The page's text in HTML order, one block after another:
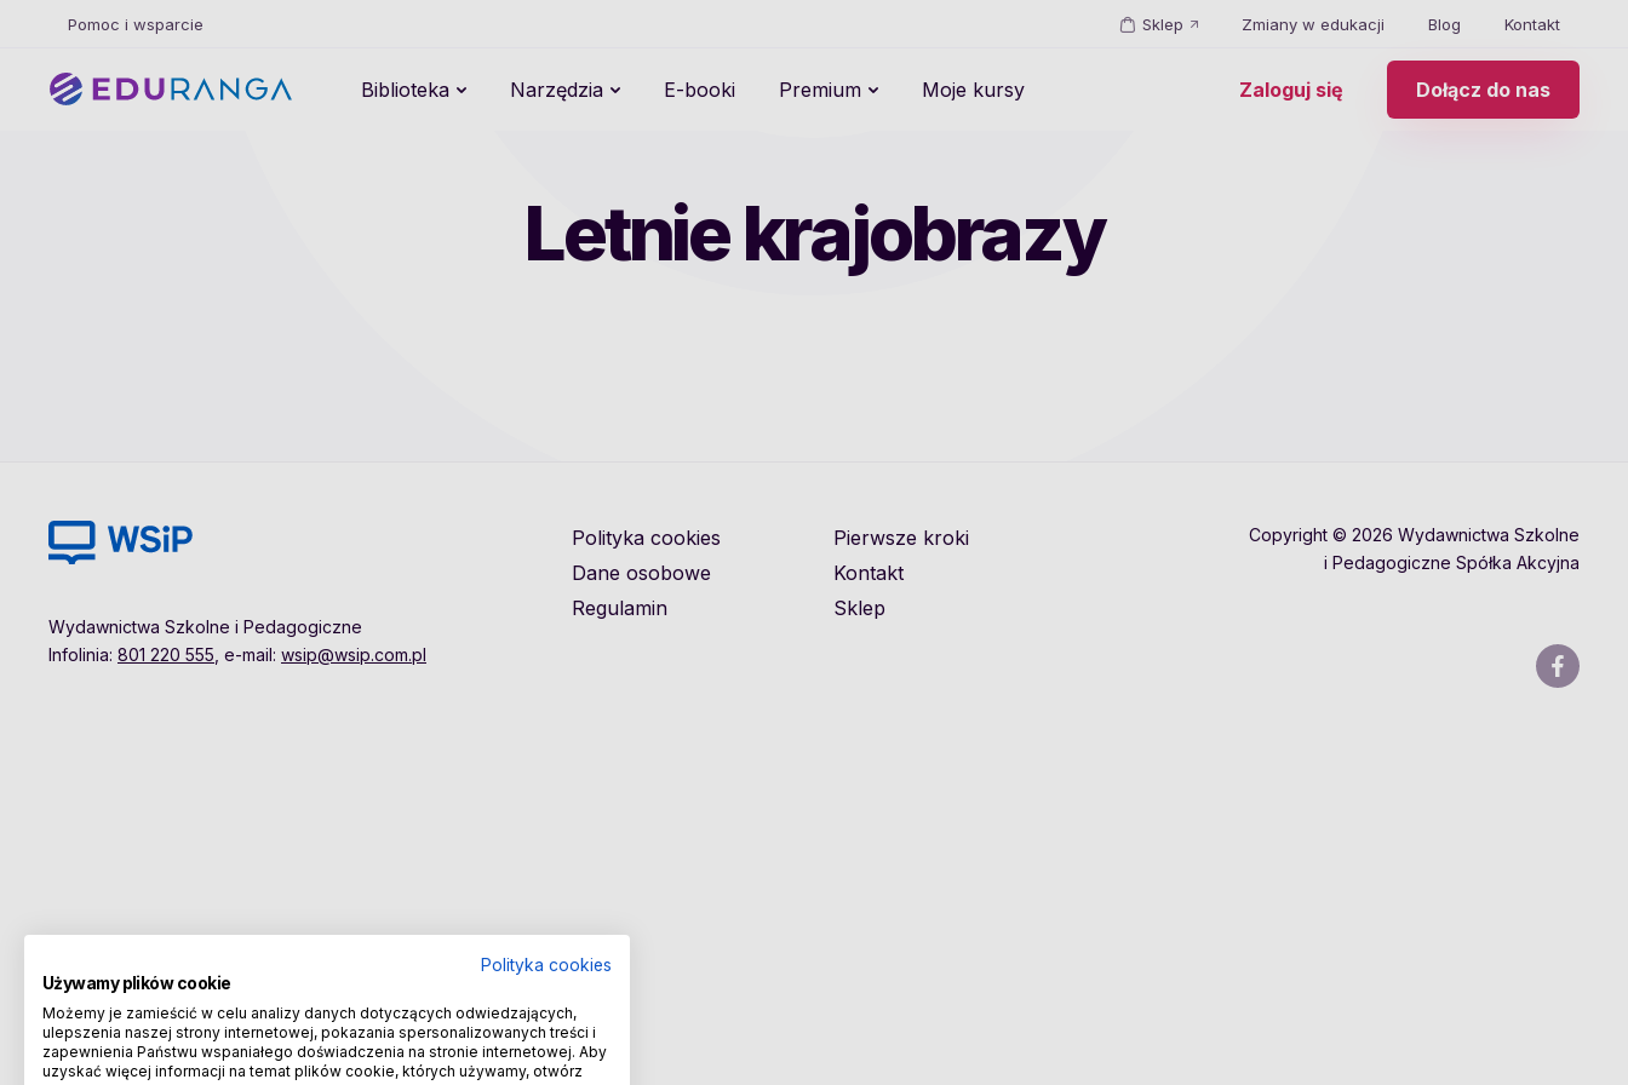
Pomoc i wsparcie Sklep Zmiany w edukacji Blog Kontakt
Biblioteka Narzędzia E-booki Premium Moje kursy Zaloguj się Dołącz do nas
Letnie krajobrazy
Wydawnictwa Szkolne i Pedagogiczne
Infolinia: 801 220 555 , e-mail: wsip@wsip.com.pl
Polityka cookies
Dane osobowe
Regulamin
Pierwsze kroki
Kontakt
Sklep
Copyright © 2026 Wydawnictwa Szkolne
i Pedagogiczne Spółka Akcyjna
Polityka cookies
Używamy plików cookie
Możemy je zamieścić w celu analizy danych dotyczących odwiedzających,
ulepszenia naszej strony internetowej, pokazania spersonalizowanych treści i
zapewnienia Państwu wspaniałego doświadczenia na stronie internetowej. Aby
uzyskać więcej informacji na temat plików cookie, których używamy, otwórz